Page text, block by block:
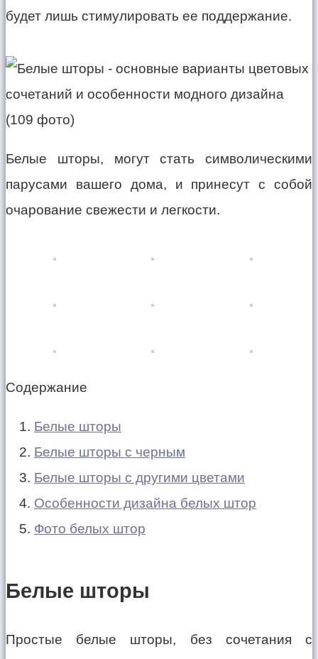
будет лишь стимулировать ее поддержание.
Белые шторы, могут стать символическими
парусами вашего дома, и принесут с собой
очарование свежести и легкости.
Содержание
Белые шторы
Белые шторы с черным
Белые шторы с другими цветами
Особенности дизайна белых штор
Фото белых штор
Белые шторы
Простые белые шторы, без сочетания с